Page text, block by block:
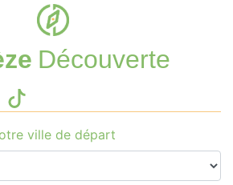
Découverte
ville de départ